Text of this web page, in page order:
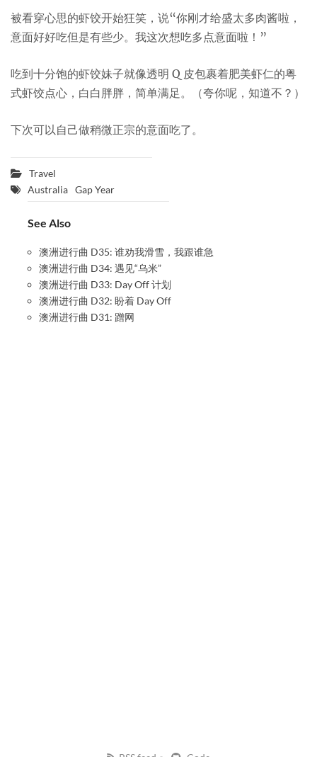
被看穿心思的虾饺开始狂笑，说“你刚才给盛太多肉酱啦，
意面好好吃但是有些少。我这次想吃多点意面啦！”
吃到十分饱的虾饺妹子就像透明 Q 皮包裹着肥美虾仁的粤
式虾饺点心，白白胖胖，简单满足。（夸你呢，知道不？）
下次可以自己做稍微正宗的意面吃了。
Travel
Australia Gap Year
See Also
澳洲进行曲 D35: 谁劝我滑雪，我跟谁急
澳洲进行曲 D34: 遇见“乌米”
澳洲进行曲 D33: Day Off 计划
澳洲进行曲 D32: 盼着 Day Off
澳洲进行曲 D31: 蹭网